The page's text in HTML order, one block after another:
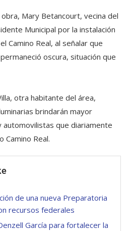
Mary Betancourt, vecina del
Municipal por la instalación
Camino Real, al señalar que
oscura, situación que
otra habitante del área,
brindarán mayor
automovilistas que diariamente
Camino Real.
de una nueva Preparatoria
recursos federales
García para fortalecer la